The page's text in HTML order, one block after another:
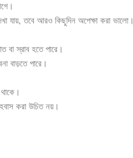
যায়, তবে আরও কিছুদিন অপেক্ষা করা ভালো।
বা স্রাব হতে পারে।
বাড়তে পারে।
করা উচিত নয়।